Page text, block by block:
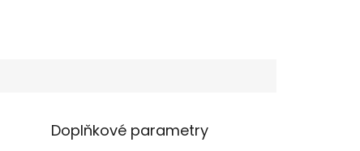
Doplňkové parametry